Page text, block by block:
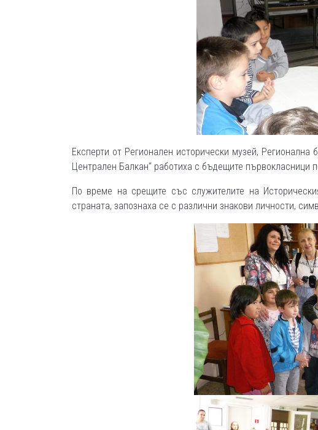
Експерти от Регионален исторически музей,
Централен Балкан“ работиха с бъдещите първокласници
По време на срещите със служителите на
страната, запознаха се с различни знакови личности,